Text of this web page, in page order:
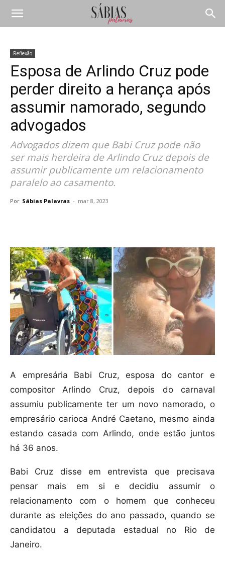
Reflexão
Esposa de Arlindo Cruz pode
perder direito a herança após
assumir namorado, segundo
advogados
Advogados dizem que Babi Cruz pode não
ser mais herdeira de Arlindo Cruz depois de
assumir publicamente um relacionamento
paralelo ao casamento.
Por Sábias Palavras - mar 8, 2023
A empresária Babi Cruz, esposa do cantor e
compositor Arlindo Cruz, depois do carnaval
assumiu publicamente ter um novo namorado, o
empresário carioca André Caetano, mesmo ainda
estando casada com Arlindo, onde estão juntos
há 36 anos.
Babi Cruz disse em entrevista que precisava
pensar mais em si e decidiu assumir o
relacionamento com o homem que conheceu
durante as eleições do ano passado, quando se
candidatou a deputada estadual no Rio de
Janeiro.